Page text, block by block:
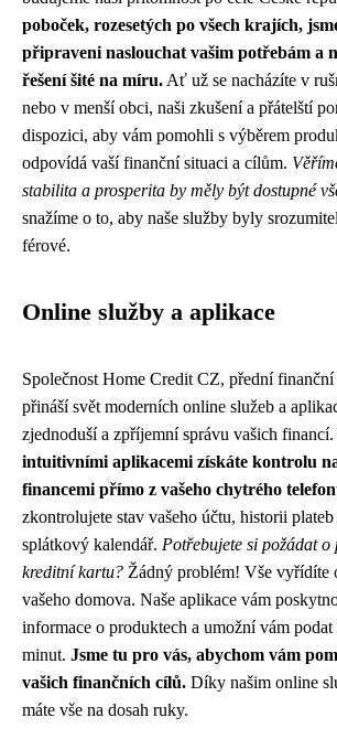
poboček, rozesetých po všech krajích,
připraveni naslouchat vašim potřebám a
řešení šité na míru. Ať už se nacházíte v
nebo v menší obci, naši zkušení a přátelští
dispozici, aby vám pomohli s výběrem
odpovídá vaší finanční situaci a cílům.
stabilita a prosperita by měly být dostupné
snažíme o to, aby naše služby byly
férové.
Online služby a aplikace
Společnost Home Credit CZ, přední
přináší svět moderních online služeb a
zjednoduší a zpříjemní správu vašich financí.
intuitivními aplikacemi získáte kontrolu
financemi přímo z vašeho chytrého
zkontrolujete stav vašeho účtu, historii
splátkový kalendář. Potřebujete si požádat o
kreditní kartu? Žádný problém! Vše vyřídíte
vašeho domova. Naše aplikace vám
informace o produktech a umožní vám podat
minut. Jsme tu pro vás, abychom vám
vašich finančních cílů. Díky našim online
máte vše na dosah ruky.